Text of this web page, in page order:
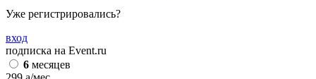
Уже регистрировались?
вход
подписка на Event.ru
6 месяцев